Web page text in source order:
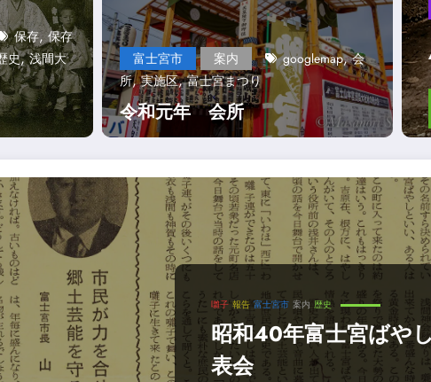
保存,保存
史,浅間大
富士宮市 案内 googlemap,会
所,実施区,富士宮まつり
令和元年 会所
未分類 案内 歴史
モノクロ写真カラー化
囃子 報告 富士宮市 案内 歴史
昭和40年富士宮ばや
表会